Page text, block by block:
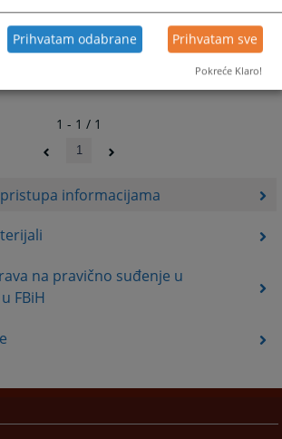
informacijama
na pravično suđenje u
FBiH
1 - 1 / 1
1
Prihvatam odabrane Prihvatam sve
Pokreće Klaro!